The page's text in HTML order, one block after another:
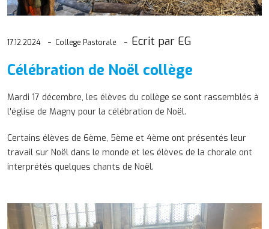
17.12.2024 College Pastorale Ecrit par EG
Célébration de Noël collège
Mardi 17 décembre, les élèves du collège se sont rassemblés à
l'église de Magny pour la célébration de Noël.
Certains élèves de 6ème, 5ème et 4ème ont présentés leur
travail sur Noël dans le monde et les élèves de la chorale ont
interprétés quelques chants de Noël.